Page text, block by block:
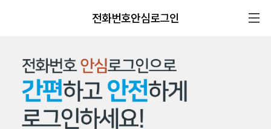
전화번호안심로그인